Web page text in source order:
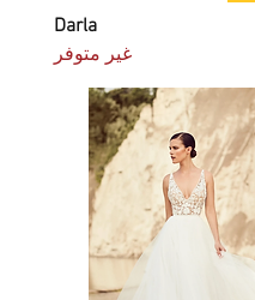
Darla
غير متوفر